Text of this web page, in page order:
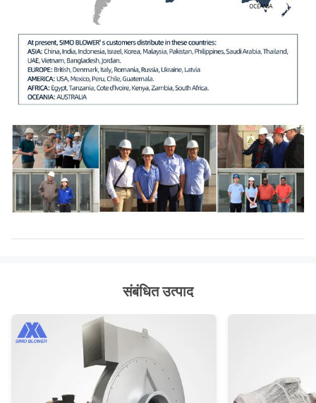
25C
480
730
5138
171,000
484,000
28C
375
~
1205 ~
6400
680000
29.5C
596
~
745
3236 ~
7218
348000 ~
810000
संबंधित उत्पाद